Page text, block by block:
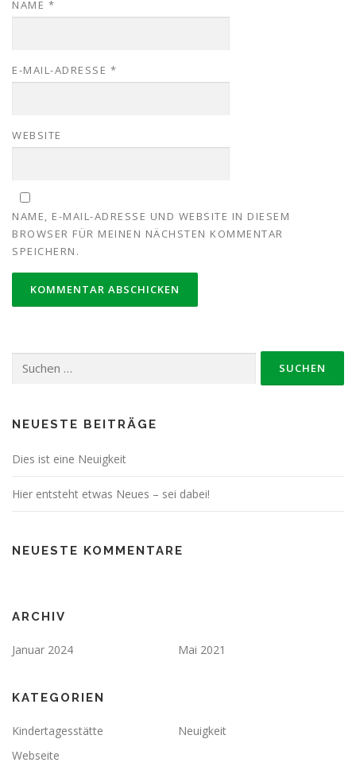
NAME *
E-MAIL-ADRESSE *
WEBSITE
NAME, E-MAIL-ADRESSE UND WEBSITE IN DIESEM
BROWSER FÜR MEINEN NÄCHSTEN KOMMENTAR
SPEICHERN.
nach:
NEUESTE BEITRÄGE
Dies ist eine Neuigkeit
Hier entsteht etwas Neues – sei dabei!
NEUESTE KOMMENTARE
ARCHIV
Januar 2024 Mai 2021
KATEGORIEN
Kindertagesstätte
Neuigkeit
Webseite